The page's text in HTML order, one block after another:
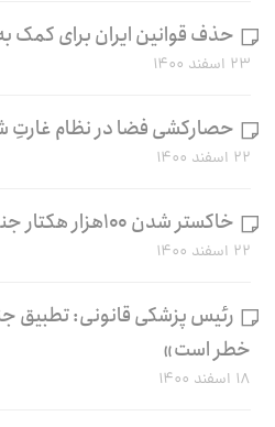
حذف قوانین ایران برای کمک
۲۳ اسفند ۱۴۰۰
حصارکشی فضا در نظام غارتِ
۲۲ اسفند ۱۴۰۰
خاکستر شدن ۱۰۰هزار هکتار جنگل و مرتع طی ۵ سال
۲۲ اسفند ۱۴۰۰
رئیس پزشکی قانونی: تطبیق
خطر است»
۱۸ اسفند ۱۴۰۰